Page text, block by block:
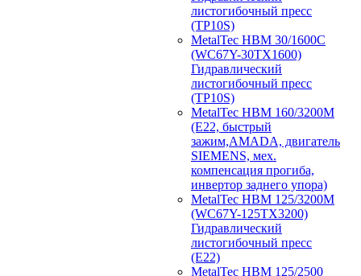
листогибочный пресс
(TP10S)
MetalTec HBM 30/1600C
(WC67Y-30TX1600)
Гидравлический
листогибочный пресс
(TP10S)
MetalTec HBM 160/3200M
(E22, быстрый
зажим,AMADA, двигатель
SIEMENS, мех.
компенсация прогиба,
инвертор заднего упора)
MetalTec HBM 125/3200M
(WC67Y-125TX3200)
Гидравлический
листогибочный пресс
(E22)
MetalTec HBM 125/2500